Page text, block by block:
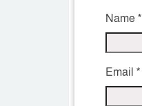
Name*
Email *